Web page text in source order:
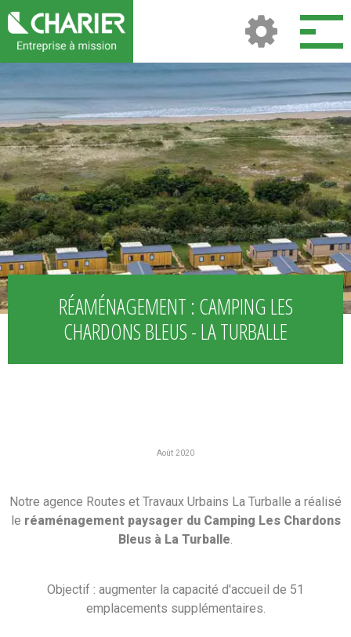
RÉAMÉNAGEMENT : CAMPING LES
CHARDONS BLEUS - LA TURBALLE
Août 2020
Notre agence Routes et Travaux Urbains La Turballe a réalisé
le réaménagement paysager du Camping Les Chardons
Bleus à La Turballe.
Objectif : augmenter la capacité d'accueil de 51
emplacements supplémentaires.